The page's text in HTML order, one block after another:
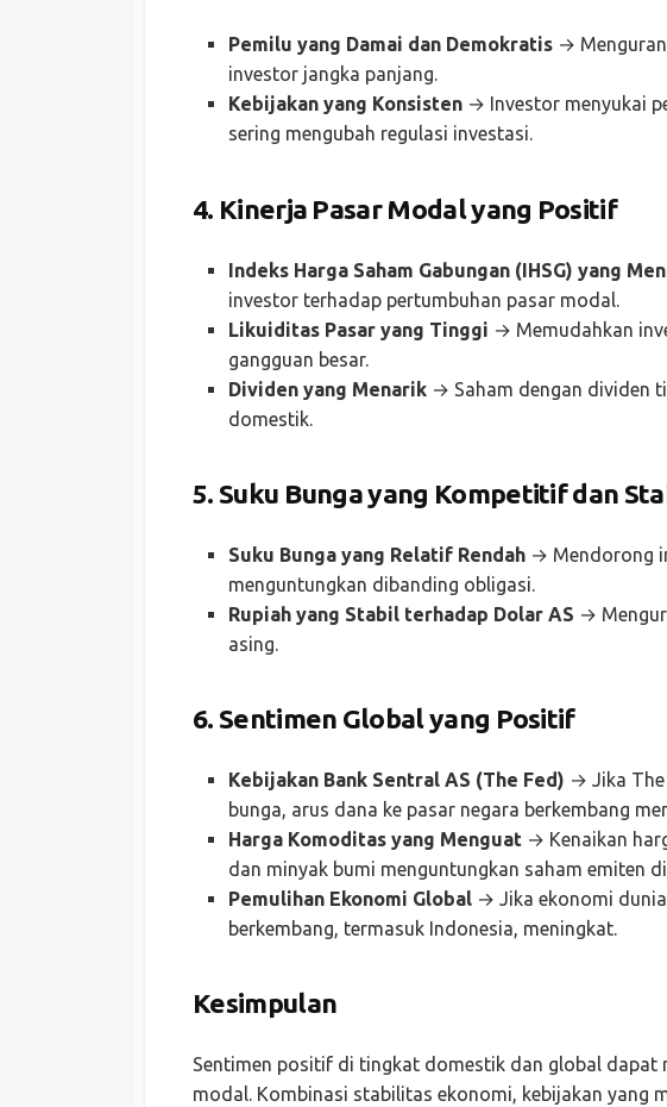
Pemilu yang Damai dan Demokratis →
investor jangka panjang.
Kebijakan yang Konsisten → Investor menyukai
sering mengubah regulasi investasi.
4. Kinerja Pasar Modal yang Positif
Indeks Harga Saham Gabungan (IHSG) yang
investor terhadap pertumbuhan pasar modal.
Likuiditas Pasar yang Tinggi → Memudahkan
gangguan besar.
Dividen yang Menarik → Saham dengan dividen
domestik.
5. Suku Bunga yang Kompetitif dan
Suku Bunga yang Relatif Rendah → Mendorong
menguntungkan dibanding obligasi.
Rupiah yang Stabil terhadap Dolar AS →
asing.
6. Sentimen Global yang Positif
Kebijakan Bank Sentral AS (The Fed) → Jika The
bunga, arus dana ke pasar negara berkembang
Harga Komoditas yang Menguat → Kenaikan
dan minyak bumi menguntungkan saham emiten
Pemulihan Ekonomi Global → Jika ekonomi
berkembang, termasuk Indonesia, meningkat.
Kesimpulan
Sentimen positif di tingkat domestik dan global dapat
modal. Kombinasi stabilitas ekonomi, kebijakan yang